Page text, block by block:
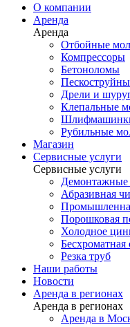
О компании
Аренда
Аренда
Отбойные
Компрессоры
Бетоноломы
Дрели и
Клепальные
Рубильные
Магазин
Сервисные услуги
Сервисные услуги
Демонтажные
Абразивная
Порошковая
Холодное
Резка труб
Наши работы
Новости
Аренда в регионах
Аренда в регионах
Аренда в